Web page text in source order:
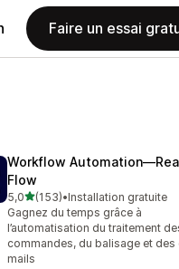
Faire un essai
Workflow
Flow
5,0étoile(s) sur 5
(153)
153 avis au total
•Installation gratuite
Gagnez du temps grâce à
l’automatisation du traitement
commandes, du balisage et des
mails